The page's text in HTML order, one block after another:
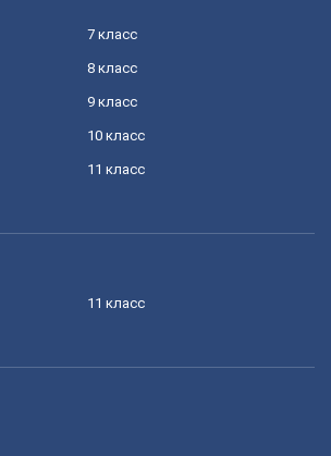
7 класс
8 класс
9 класс
10 класс
11 класс
11 класс